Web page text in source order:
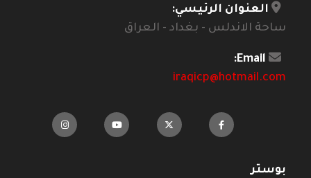
العنوان الرئيسي:
ساحة الاندلس - بغداد - العراق
Email:
iraqicp@hotmail.com
بوستر